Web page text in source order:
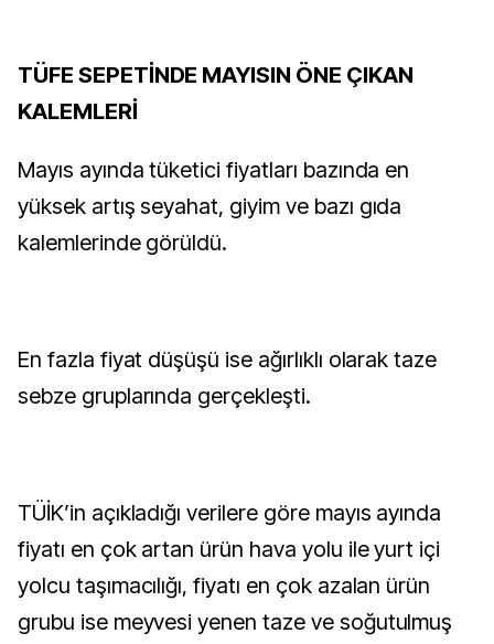
TÜFE SEPETİNDE MAYISIN ÖNE ÇIKAN
KALEMLERİ
Mayıs ayında tüketici fiyatları bazında en
yüksek artış seyahat, giyim ve bazı gıda
kalemlerinde görüldü.
En fazla fiyat düşüşü ise ağırlıklı olarak taze
sebze gruplarında gerçekleşti.
TÜİK’in açıkladığı verilere göre mayıs ayında
fiyatı en çok artan ürün hava yolu ile yurt içi
yolcu taşımacılığı, fiyatı en çok azalan ürün
grubu ise meyvesi yenen taze ve soğutulmuş